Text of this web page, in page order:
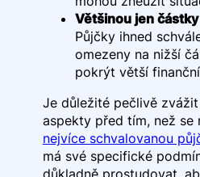
Většinou jen
Půjčky ihned
omezeny na nižší
pokrýt větší
Je důležité pečlivě
aspekty před tím, než se
nejvíce schvalovanou
má své specifické